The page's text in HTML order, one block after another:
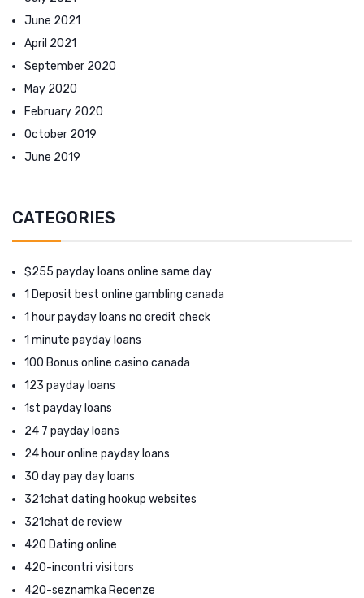
June 2021
April 2021
September 2020
May 2020
February 2020
October 2019
June 2019
CATEGORIES
$255 payday loans online same day
1 Deposit best online gambling canada
1 hour payday loans no credit check
1 minute payday loans
100 Bonus online casino canada
123 payday loans
1st payday loans
24 7 payday loans
24 hour online payday loans
30 day pay day loans
321chat dating hookup websites
321chat de review
420 Dating online
420-incontri visitors
420-seznamka Recenze